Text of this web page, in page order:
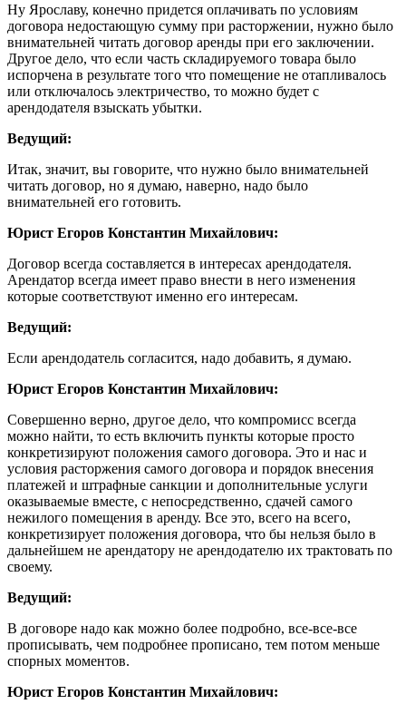
Ну Ярославу, конечно придется оплачивать по условиям
договора недостающую сумму при расторжении, нужно было
внимательней читать договор аренды при его заключении.
Другое дело, что если часть складируемого товара было
испорчена в результате того что помещение не отапливалось
или отключалось электричество, то можно будет с
арендодателя взыскать убытки.
Ведущий:
Итак, значит, вы говорите, что нужно было внимательней
читать договор, но я думаю, наверно, надо было
внимательней его готовить.
Юрист Егоров Константин Михайлович:
Договор всегда составляется в интересах арендодателя.
Арендатор всегда имеет право внести в него изменения
которые соответствуют именно его интересам.
Ведущий:
Если арендодатель согласится, надо добавить, я думаю.
Юрист Егоров Константин Михайлович:
Совершенно верно, другое дело, что компромисс всегда
можно найти, то есть включить пункты которые просто
конкретизируют положения самого договора. Это и нас и
условия расторжения самого договора и порядок внесения
платежей и штрафные санкции и дополнительные услуги
оказываемые вместе, с непосредственно, сдачей самого
нежилого помещения в аренду. Все это, всего на всего,
конкретизирует положения договора, что бы нельзя было в
дальнейшем не арендатору не арендодателю их трактовать по
своему.
Ведущий:
В договоре надо как можно более подробно, все-все-все
прописывать, чем подробнее прописано, тем потом меньше
спорных моментов.
Юрист Егоров Константин Михайлович: